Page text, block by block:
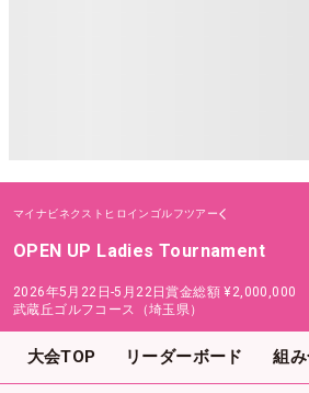
マイナビネクストヒロインゴルフツアー
OPEN UP Ladies Tournament
2026年5月22日-5月22日賞金総額 ¥2,000,000
武蔵丘ゴルフコース（埼玉県）
大会TOP リーダーボード 組